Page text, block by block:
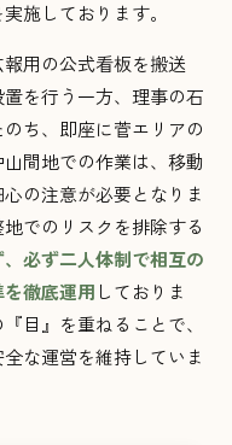
施しております。
用の公式看板を搬送
を行う一方、理事の石
ち、即座に菅エリアの
間地での作業は、移動
の注意が必要となりま
でのリスクを排除する
、必ず二人体制で相互の
徹底運用 しておりま
目』を重ねることで、
な運営を維持していま